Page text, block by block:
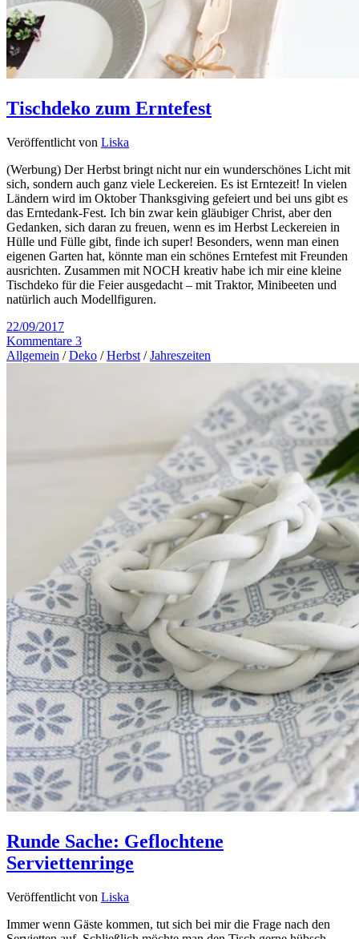
Tischdeko zum Erntefest
Veröffentlicht von Liska
(Werbung) Der Herbst bringt nicht nur ein wunderschönes Licht mit
sich, sondern auch ganz viele Leckereien. Es ist Erntezeit! In vielen
Ländern wird im Oktober Thanksgiving gefeiert und bei uns gibt es
das Erntedank-Fest. Ich bin zwar kein gläubiger Christ, aber den
Gedanken, sich daran zu freuen, wenn es im Herbst Leckereien in
Hülle und Fülle gibt, finde ich super! Besonders, wenn man einen
eigenen Garten hat, könnte man ein schönes Erntefest mit Freunden
ausrichten. Zusammen mit NOCH kreativ habe ich mir eine kleine
Tischdeko für die Feier ausgedacht – mit Traktor, Minibeeten und
natürlich auch Modellfiguren.
22/09/2017
Kommentare 3
Allgemein /Deko /Herbst /Jahreszeiten
Runde Sache: Geflochtene
Serviettenringe
Veröffentlicht von Liska
Immer wenn Gäste kommen, tut sich bei mir die Frage nach den